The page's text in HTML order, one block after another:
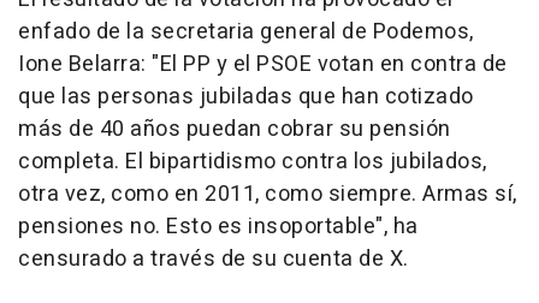
enfado de la secretaria general de Podemos,
Ione Belarra: "El PP y el PSOE votan en contra de
que las personas jubiladas que han cotizado
más de 40 años puedan cobrar su pensión
completa. El bipartidismo contra los jubilados,
otra vez, como en 2011, como siempre. Armas sí,
pensiones no. Esto es insoportable", ha
censurado a través de su cuenta de X.